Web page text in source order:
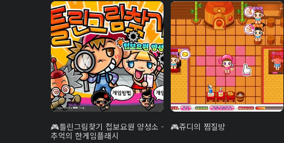
틀린그림찾기 첩보요원 양성소 -
추억의 한게임플래시
쥬디의 찜질방